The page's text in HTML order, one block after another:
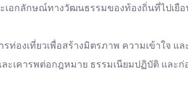
อกลักษณ์ทางวัฒนธรรมของท้องถิ่นที่ไปเยื
องเที่ยวเพื่อสร้างมิตรภาพ ความเข้าใจ แ
คารพต่อกฎหมาย ธรรมเนียมปฏิบัติ และก่